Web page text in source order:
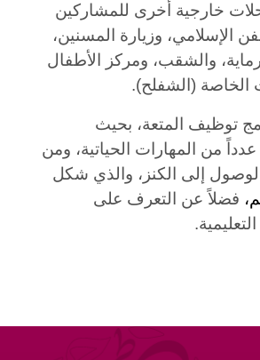
خارجية أخرى للمشاركين
الإسلامي، وزيارة المسنين،
والشقب، ومركز الأطفال
الخاصة (الشفلح).
توظيف المتعة، بحيث
من المهارات الحياتية، ومن
إلى الكنز، والذي شكل
فضلاً عن التعرف على